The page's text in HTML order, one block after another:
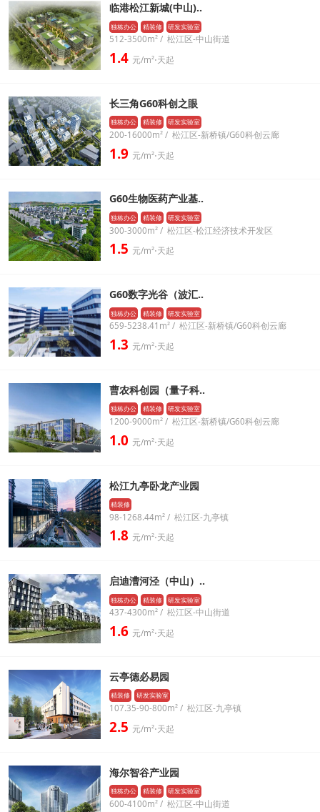
临港松江新城(中山)..
独栋办公 精装修 研发实验室
512-3500m² / 松江区-中山街道
1.4 元/m²⋅天起
长三角G60科创之眼
独栋办公 精装修 研发实验室
200-16000m² / 松江区-新桥镇/G60科创云廊
1.9 元/m²⋅天起
G60生物医药产业基..
独栋办公 精装修 研发实验室
300-3000m² / 松江区-松江经济技术开发区
1.5 元/m²⋅天起
G60数字光谷（波汇..
独栋办公 精装修 研发实验室
659-5238.41m² / 松江区-新桥镇/G60科创云廊
1.3 元/m²⋅天起
曹农科创园（量子科..
独栋办公 精装修 研发实验室
1200-9000m² / 松江区-新桥镇/G60科创云廊
1.0 元/m²⋅天起
松江九亭卧龙产业园
精装修
98-1268.44m² / 松江区-九亭镇
1.8 元/m²⋅天起
启迪漕河泾（中山）..
独栋办公 精装修 研发实验室
437-4300m² / 松江区-中山街道
1.6 元/m²⋅天起
云亭德必易园
精装修 研发实验室
107.35-90-800m² / 松江区-九亭镇
2.5 元/m²⋅天起
海尔智谷产业园
独栋办公 精装修 研发实验室
600-4100m² / 松江区-中山街道